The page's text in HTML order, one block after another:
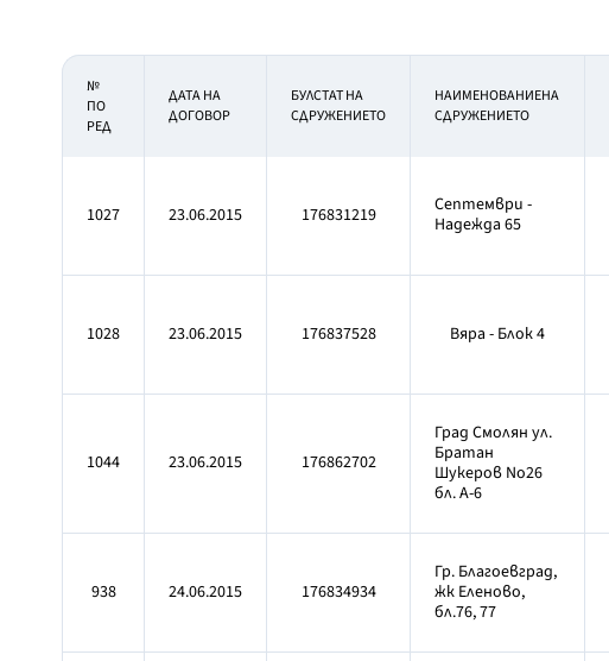
№
ПО
РЕД
ДАТА НА
ДОГОВОР
БУЛСТАТ НА
СДРУЖЕНИЕТО
НАИМЕНОВАНИЕНА
СДРУЖЕНИЕТО
1027 23.06.2015 176831219
Септември -
Надежда 65
1028 23.06.2015 176837528 Вяра - Блок 4
1044 23.06.2015 176862702
Град Смолян ул.
Братан
Шукеров No26
бл. А-6
938 24.06.2015 176834934
Гр. Благоевград,
жк Еленово,
бл.76, 77